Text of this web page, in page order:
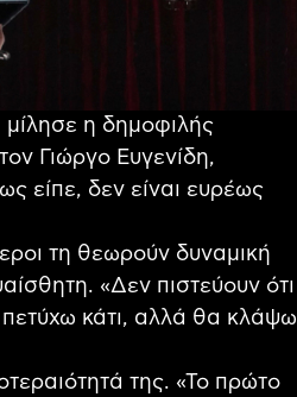
μίλησε η δημοφιλής
Γιώργο Ευγενίδη,
είπε, δεν είναι ευρέως
τη θεωρούν δυναμική
«Δεν πιστεύουν ότι
πετύχω κάτι, αλλά θα κλάψω
της. «Το πρώτο